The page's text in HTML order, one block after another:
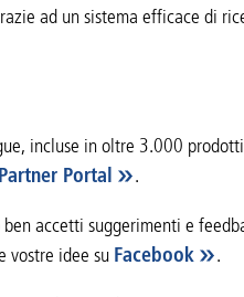
ad un sistema efficace di
incluse in oltre 3.000
Partner Portal .
accetti suggerimenti e
vostre idee su Facebook .